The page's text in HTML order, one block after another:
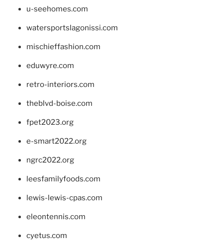
u-seehomes.com
watersportslagonissi.com
mischieffashion.com
eduwyre.com
retro-interiors.com
theblvd-boise.com
fpet2023.org
e-smart2022.org
ngrc2022.org
leesfamilyfoods.com
lewis-lewis-cpas.com
eleontennis.com
cyetus.com